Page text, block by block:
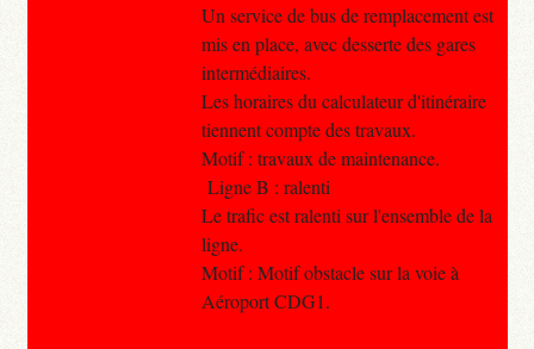
Un service de bus de remplacement est
mis en place, avec desserte des gares
intermédiaires.
Les horaires du calculateur d'itinéraire
tiennent compte des travaux.
Motif : travaux de maintenance.
Ligne B : ralenti
Le trafic est ralenti sur l'ensemble de la
ligne.
Motif : Motif obstacle sur la voie à
Aéroport CDG1.